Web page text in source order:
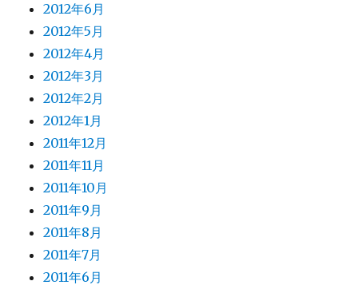
2012年6月
2012年5月
2012年4月
2012年3月
2012年2月
2012年1月
2011年12月
2011年11月
2011年10月
2011年9月
2011年8月
2011年7月
2011年6月